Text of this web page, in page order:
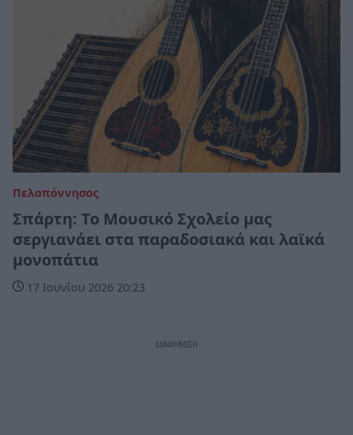
Πελοπόννησος
Σπάρτη: Το Μουσικό Σχολείο μας
σεργιανάει στα παραδοσιακά και λαϊκά
μονοπάτια
17 Ιουνίου 2026 20:23